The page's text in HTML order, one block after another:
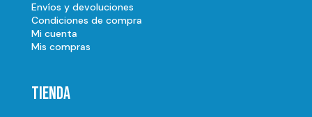
Envíos y devoluciones
Condiciones de compra
Mi cuenta
Mis compras
Tienda